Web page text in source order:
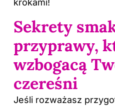
krokami!
Sekrety
przyprawy,
wzbogacą
czereśni
Jeśli rozważasz